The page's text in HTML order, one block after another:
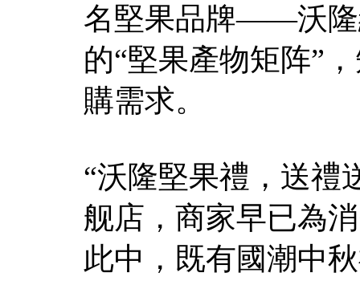
名堅果品牌——沃隆
的“堅果產物矩阵”
購需求。
“沃隆堅果禮，送禮
舰店，商家早已為
此中，既有國潮中